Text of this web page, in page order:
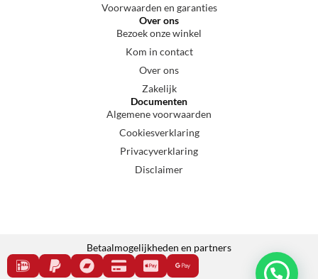
Voorwaarden en garanties
Over ons
Bezoek onze winkel
Kom in contact
Over ons
Zakelijk
Documenten
Algemene voorwaarden
Cookiesverklaring
Privacyverklaring
Disclaimer
Betaalmogelijkheden en partners